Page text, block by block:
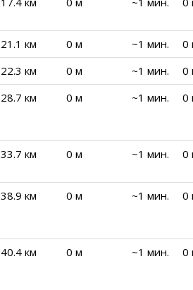
21.1 км 0 м ~1 мин.
0
22.3 км 0 м ~1 мин.
0
28.7 км 0 м ~1 мин. 0
33.7 км 0 м ~1 мин. 0
38.9 км 0 м ~1 мин. 0
40.4 км 0 м ~1 мин. 0